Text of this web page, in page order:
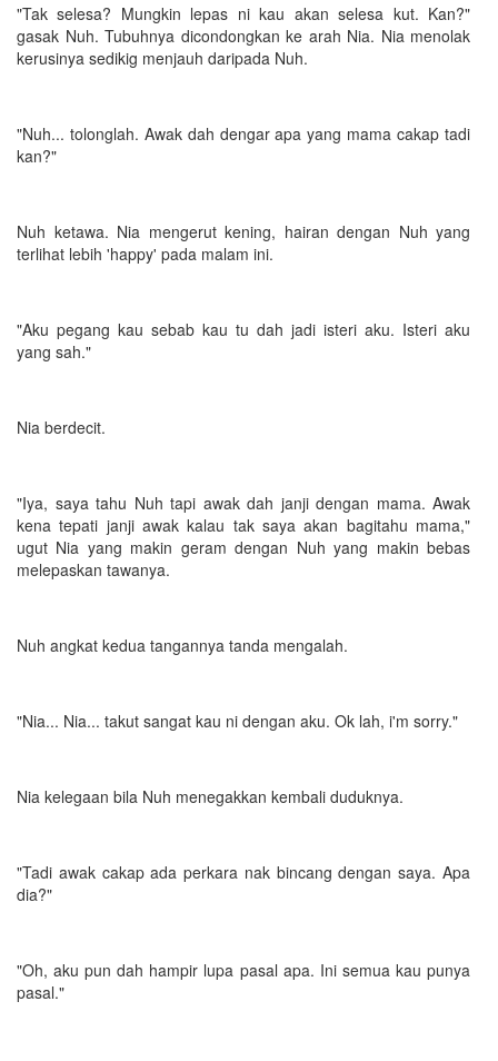
"Tak selesa? Mungkin lepas ni kau akan selesa kut. Kan?"
gasak Nuh. Tubuhnya dicondongkan ke arah Nia. Nia menolak
kerusinya sedikig menjauh daripada Nuh.
"Nuh... tolonglah. Awak dah dengar apa yang mama cakap tadi
kan?"
Nuh ketawa. Nia mengerut kening, hairan dengan Nuh yang
terlihat lebih 'happy' pada malam ini.
"Aku pegang kau sebab kau tu dah jadi isteri aku. Isteri aku
yang sah."
Nia berdecit.
"Iya, saya tahu Nuh tapi awak dah janji dengan mama. Awak
kena tepati janji awak kalau tak saya akan bagitahu mama,"
ugut Nia yang makin geram dengan Nuh yang makin bebas
melepaskan tawanya.
Nuh angkat kedua tangannya tanda mengalah.
"Nia... Nia... takut sangat kau ni dengan aku. Ok lah, i'm sorry."
Nia kelegaan bila Nuh menegakkan kembali duduknya.
"Tadi awak cakap ada perkara nak bincang dengan saya. Apa
dia?"
"Oh, aku pun dah hampir lupa pasal apa. Ini semua kau punya
pasal."